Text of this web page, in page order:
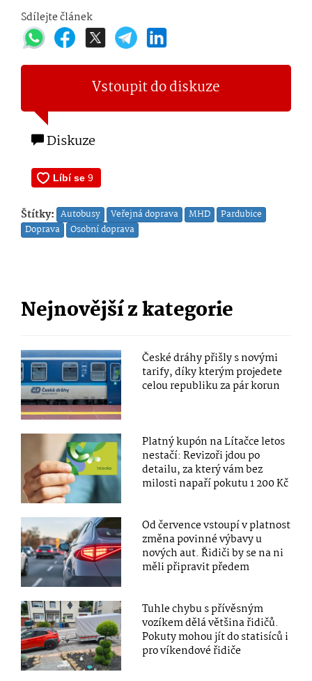
Sdílejte článek
Vstoupit do diskuze
Diskuze
Štítky: Autobusy Veřejná doprava MHD
Pardubice
Doprava
Osobní doprava
Nejnovější z kategorie
České dráhy přišly s novými
tarify, díky kterým projedete
celou republiku za pár korun
Platný kupón na Lítačce letos
nestačí: Revizoři jdou po
detailu, za který vám bez
milosti napaří pokutu 1 200 Kč
Od července vstoupí v platnost
změna povinné výbavy u
nových aut. Řidiči by se na ni
měli připravit předem
Tuhle chybu s přívěsným
vozíkem dělá většina řidičů.
Pokuty mohou jít do statisíců i
pro víkendové řidiče